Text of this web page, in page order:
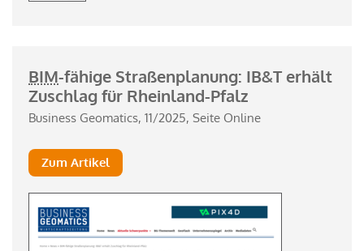
BIM-fähige Straßenplanung: IB&T erhält
Zuschlag für Rheinland-Pfalz
Business Geomatics, 11/2025, Seite Online
Zum Artikel